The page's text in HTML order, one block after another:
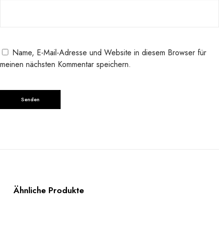
Name, E-Mail-Adresse und Website in diesem Browser für
meinen nächsten Kommentar speichern.
Ähnliche Produkte